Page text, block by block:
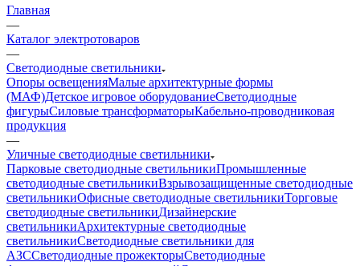
Главная
—
Каталог электротоваров
—
Светодиодные светильники
Опоры освещенияМалые архитектурные формы
(МАФ)Детское игровое оборудованиеСветодиодные
фигурыСиловые трансформаторыКабельно-проводниковая
продукция
—
Уличные светодиодные светильники
Парковые светодиодные светильникиПромышленные
светодиодные светильникиВзрывозащищенные светодиодные
светильникиОфисные светодиодные светильникиТорговые
светодиодные светильникиДизайнерские
светильникиАрхитектурные светодиодные
светильникиСветодиодные светильники для
АЗССветодиодные прожекторыСветодиодные